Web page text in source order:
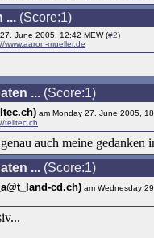
... (Score:1)
June 2005, 12:42 MEW (#2)
www.aaron-mueller.de
... (Score:1)
am Monday 27. June 2005,
telltec.ch
auch meine
... (Score:1)
cd.ch) am Wednesday